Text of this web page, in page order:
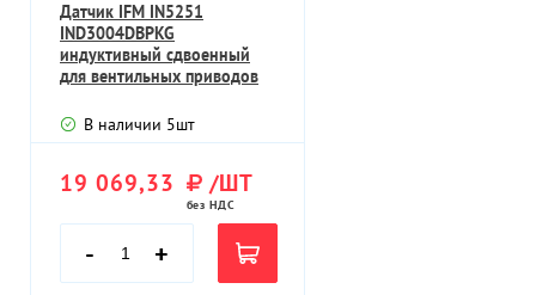
Датчик IFM IN5251
IND3004DBPKG
индуктивный сдвоенный
для вентильных приводов
В наличии 5шт
19 069,33 /ШТ
без НДС
- +